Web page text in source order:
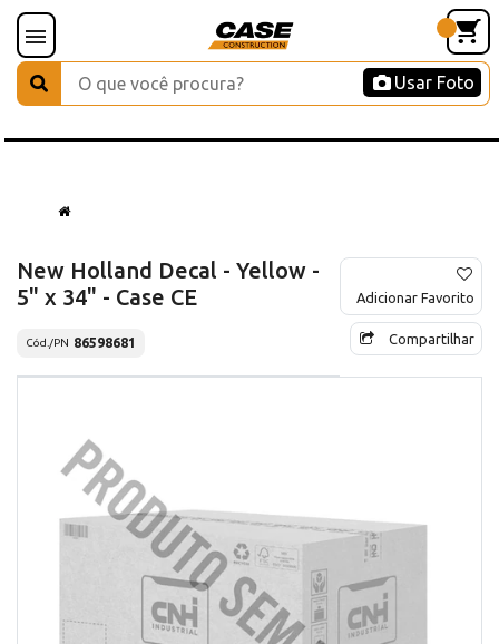
Usar Foto
New Holland Decal - Yellow -
5" x 34" - Case CE
Cód./PN 86598681
Adicionar Favorito
Compartilhar